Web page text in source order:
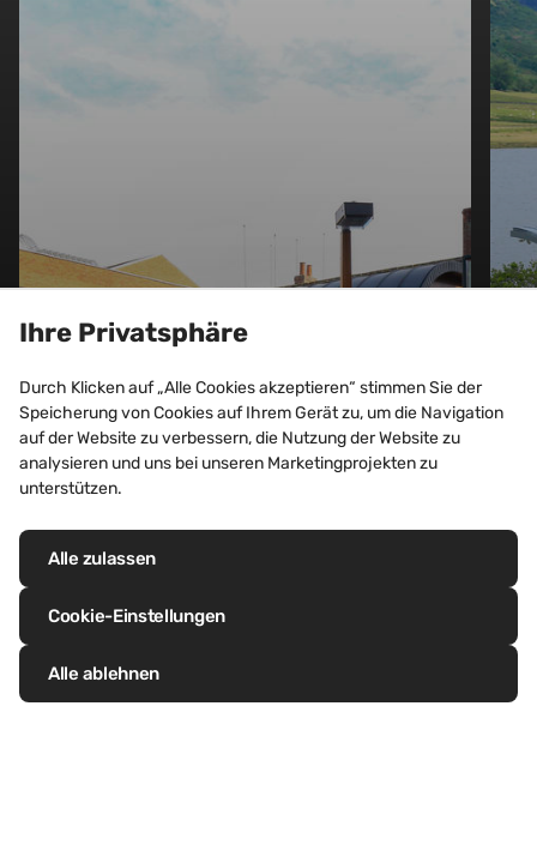
EINKAUFSZENTREN, HOTELS
Bull Pub, Berkshire
(Vereinigtes Königreich)
Ihre Privatsphäre
Durch Klicken auf „Alle Cookies akzeptieren“ stimmen Sie der
Speicherung von Cookies auf Ihrem Gerät zu, um die Navigation
auf der Website zu verbessern, die Nutzung der Website zu
analysieren und uns bei unseren Marketingprojekten zu
unterstützen.
Alle zulassen
Cookie-Einstellungen
Alle ablehnen